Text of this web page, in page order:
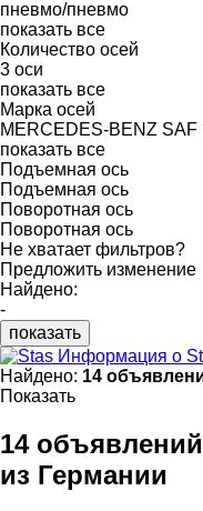
пневмо/пневмо
показать все
Количество осей
3 оси
показать все
Марка осей
MERCEDES-BENZ SAF
показать все
Подъемная ось
Подъемная ось
Поворотная ось
Поворотная ось
Не хватает фильтров?
Предложить изменение
Найдено:
-
показать
Информация о
Найдено: 14
Показать
14
из Германии